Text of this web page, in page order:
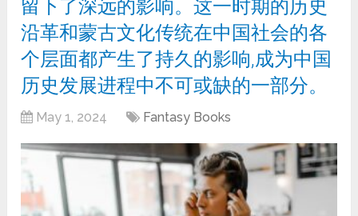
留下了深远的影响。这一时期的历史
沿革和蒙古文化传统在中国社会的各
个层面都产生了持久的影响,成为中国
历史发展进程中不可或缺的一部分。
May 1, 2024 Fantasy Books